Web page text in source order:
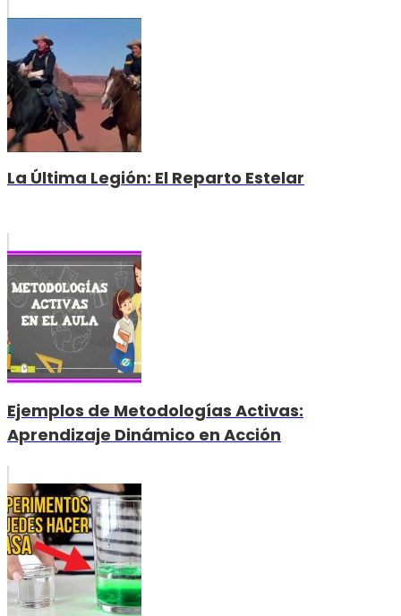
La Última Legión: El Reparto Estelar
Ejemplos de Metodologías Activas:
Aprendizaje Dinámico en Acción